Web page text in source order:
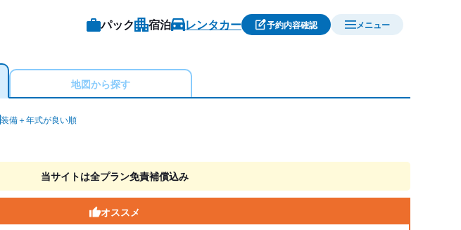
パック 宿泊 レンタカー 予約内容確認 メニュー
地図から探す
装備＋年式が良い順
当サイトは全プラン免責補償込み
オススメ